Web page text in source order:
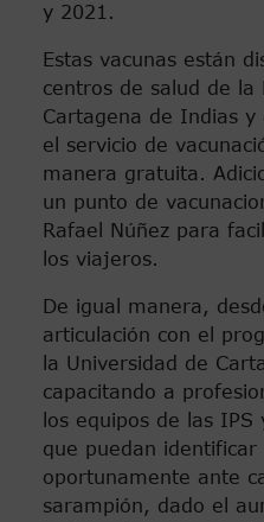
y 2021.
Estas vacunas están
centros de salud de la
Cartagena de Indias y
el servicio de
manera gratuita.
un punto de
Rafael Núñez para
los viajeros.
De igual manera,
articulación con el
la Universidad de
capacitando a
los equipos de las
que puedan identificar
oportunamente ante
sarampión, dado el